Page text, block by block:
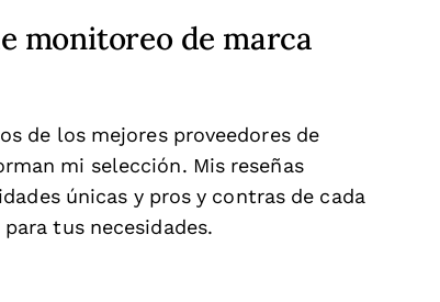
monitoreo de marca
de los mejores proveedores de
mi selección. Mis reseñas
únicas y pros y contras de cada
tus necesidades.